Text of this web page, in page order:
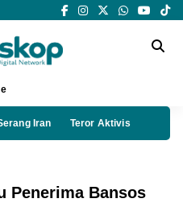
Iran Teror Aktivis
Penerima Bansos